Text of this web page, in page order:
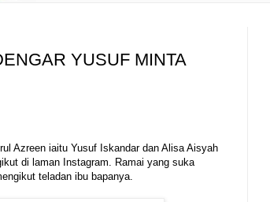
YUSUF MINTA
Azreen iaitu Yusuf Iskandar dan Alisa Aisyah
di laman Instagram. Ramai yang suka
teladan ibu bapanya.